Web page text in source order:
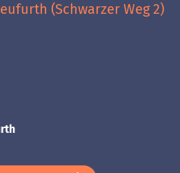
(Schwarzer Weg 2)